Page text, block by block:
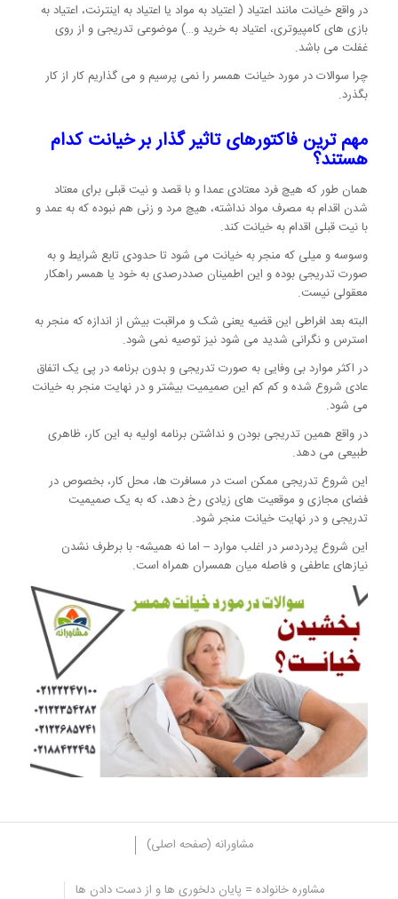
در واقع خیانت مانند اعتیاد ( اعتیاد به مواد یا اعتیاد به اینترنت، اعتیاد به
بازی های کامپیوتری، اعتیاد به خرید و…) موضوعی تدریجی و از روی
غفلت می باشد.
چرا سوالات در مورد خیانت همسر را نمی پرسیم و می گذاریم کار از کار
بگذرد.
مهم ترین فاکتورهای تاثیر گذار بر خیانت کدام
هستند؟
همان طور که هیچ فرد معتادی عمدا و با قصد و نیت قبلی برای معتاد
شدن اقدام به مصرف مواد نداشته، هیچ مرد و زنی هم نبوده که به عمد و
با نیت قبلی اقدام به خیانت کند.
وسوسه و میلی که منجر به خیانت می شود تا حدودی تابع شرایط و به
صورت تدریجی بوده و این اطمینان صددرصدی به خود یا همسر راهکار
معقولی نیست.
البته بعد افراطی این قضیه یعنی شک و مراقبت بیش از اندازه که منجر به
استرس و نگرانی شدید می شود نیز توصیه نمی شود.
در اکثر موارد بی وفایی به صورت تدریجی و بدون برنامه در پی یک اتفاق
عادی شروع شده و کم کم این صمیمیت بیشتر و در نهایت منجر به خیانت
می شود.
در واقع همین تدریجی بودن و نداشتن برنامه اولیه به این کار، ظاهری
طبیعی می دهد.
این شروع تدریجی ممکن است در مسافرت ها، محل کار، بخصوص در
فضای مجازی و موقعیت های زیادی رخ دهد، که به یک صمیمیت
تدریجی و در نهایت خیانت منجر شود.
این شروع پردردسر در اغلب موارد – اما نه همیشه- با برطرف نشدن
نیازهای عاطفی و فاصله میان همسران همراه است.
مشاورانه (صفحه اصلی)
مشاوره خانواده = پایان دلخوری ها و از دست دادن ها